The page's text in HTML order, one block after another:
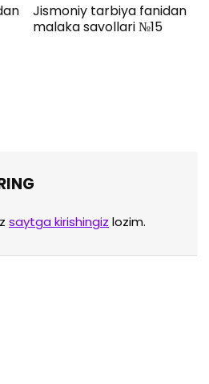
Jismoniy tarbiya fanidan
malaka savollari №15
saytga kirishingiz lozim.